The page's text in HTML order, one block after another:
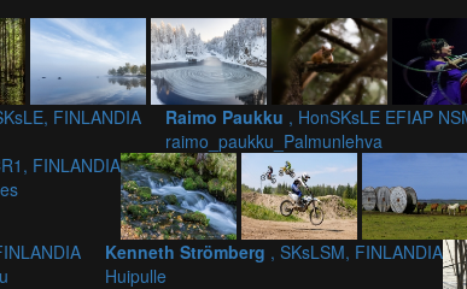
FINLANDIA
Raimo Paukku , HonSKsLE EFIAP
raimo_paukku_Palmunlehva
FINLANDIA
Kenneth Strömberg , SKsLSM, FINLANDIA
Huipulle